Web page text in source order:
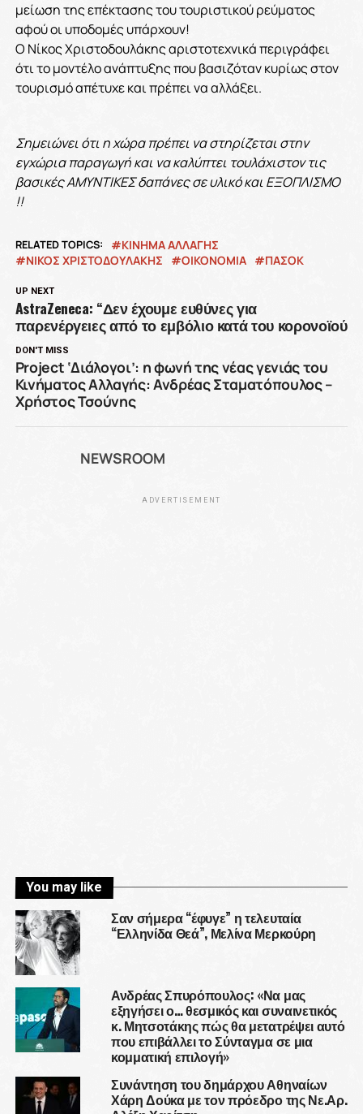
μείωση της επέκτασης του τουριστικού ρεύματος
αφού οι υποδομές υπάρχουν!
Ο Νίκος Χριστοδουλάκης αριστοτεχνικά περιγράφει
ότι το μοντέλο ανάπτυξης που βασιζόταν κυρίως στον
τουρισμό απέτυχε και πρέπει να αλλάξει.
Σημειώνει ότι η χώρα πρέπει να στηρίζεται στην
εγχώρια παραγωγή και να καλύπτει τουλάχιστον τις
βασικές ΑΜΥΝΤΙΚΕΣ δαπάνες σε υλικό και ΕΞΟΠΛΙΣΜΟ
!!
RELATED TOPICS:
ΚΙΝΗΜΑ ΑΛΛΑΓΗΣ
ΝΙΚΟΣ ΧΡΙΣΤΟΔΟΥΛΑΚΗΣ
ΟΙΚΟΝΟΜΙΑ ΠΑΣΟΚ
UP NEXT
AstraZeneca: “Δεν έχουμε ευθύνες για
παρενέργειες από το εμβόλιο κατά του κορονοϊού
DON'T MISS
Project ‘Διάλογοι’: η φωνή της νέας γενιάς του
Κινήματος Αλλαγής: Ανδρέας Σταματόπουλος –
Χρήστος Τσούνης
NEWSROOM
ADVERTISEMENT
You may like
Σαν σήμερα “έφυγε” η τελευταία
“Ελληνίδα Θεά”, Μελίνα Μερκούρη
Ανδρέας Σπυρόπουλος: «Να μας
εξηγήσει ο… θεσμικός και συναινετικός
κ. Μητσοτάκης πώς θα μετατρέψει αυτό
που επιβάλλει το Σύνταγμα σε μια
κομματική επιλογή»
Συνάντηση του δημάρχου Αθηναίων
Χάρη Δούκα με τον πρόεδρο της Νε.Αρ.